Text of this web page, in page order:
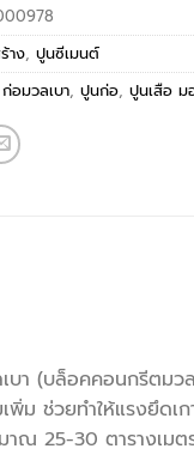
าง,ปูนซีเมนต์
ก่อมวลเบา,ปูนก่อ,ปูนเสือ ม
า (บล็อคคอนกรีตมวล
ม ช่วยทำให้แรงยึดเก
าณ 25-30 ตารางเม